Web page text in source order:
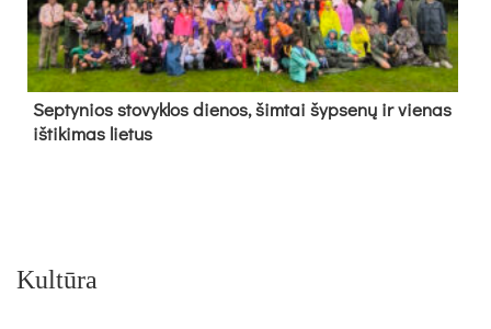
Sep­ty­nios sto­vyk­los die­nos, šim­tai šyp­se­nų ir vie­nas
iš­ti­ki­mas lie­tus
Kultūra